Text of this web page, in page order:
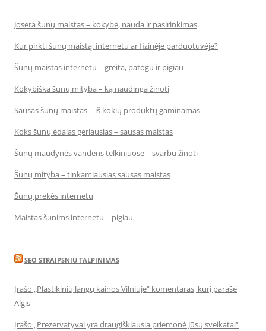
Josera šunų maistas – kokybė, nauda ir pasirinkimas
Kur pirkti šunų maistą: internetu ar fizinėje parduotuvėje?
Šunų maistas internetu – greita, patogu ir pigiau
Kokybiška šunų mityba – ką naudinga žinoti
Sausas šunų maistas – iš kokių produktų gaminamas
Koks šunų ėdalas geriausias – sausas maistas
Šunų maudynės vandens telkiniuose – svarbu žinoti
Šunų mityba – tinkamiausias sausas maistas
Šunų prekės internetu
Maistas šunims internetu – pigiau
SEO STRAIPSNIU TALPINIMAS
Įrašo „Plastikinių langų kainos Vilniuje“ komentaras, kurį parašė
Algis
Įrašo „Prezervatyvai yra draugiškiausia priemonė Jūsų sveikatai“